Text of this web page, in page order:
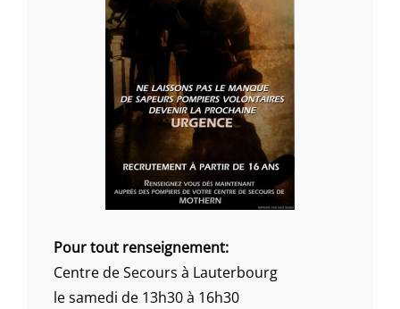
Pour tout renseignement:
Centre de Secours à Lauterbourg
le samedi de 13h30 à 16h30